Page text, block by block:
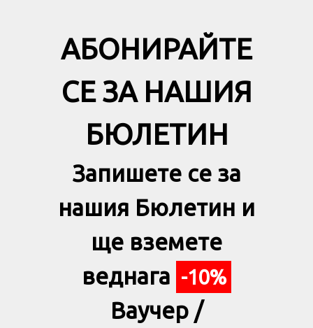
АБОНИРАЙТЕ
СЕ ЗА НАШИЯ
БЮЛЕТИН
Запишете се за
нашия Бюлетин и
ще вземете
веднага -10%
Ваучер /